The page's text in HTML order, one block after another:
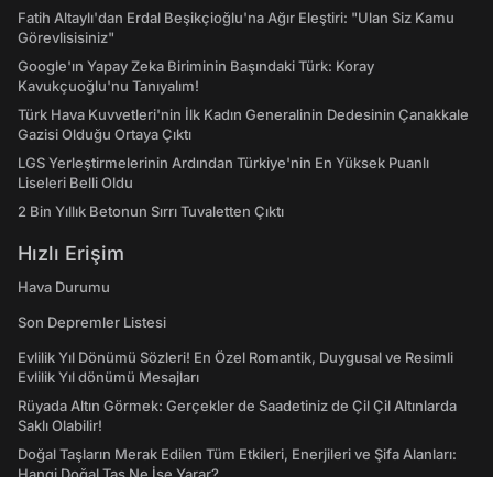
Fatih Altaylı'dan Erdal Beşikçioğlu'na Ağır Eleştiri: "Ulan Siz Kamu
Görevlisisiniz"
Google'ın Yapay Zeka Biriminin Başındaki Türk: Koray
Kavukçuoğlu'nu Tanıyalım!
Türk Hava Kuvvetleri'nin İlk Kadın Generalinin Dedesinin Çanakkale
Gazisi Olduğu Ortaya Çıktı
LGS Yerleştirmelerinin Ardından Türkiye'nin En Yüksek Puanlı
Liseleri Belli Oldu
2 Bin Yıllık Betonun Sırrı Tuvaletten Çıktı
Hızlı Erişim
Hava Durumu
Son Depremler Listesi
Evlilik Yıl Dönümü Sözleri! En Özel Romantik, Duygusal ve Resimli
Evlilik Yıl dönümü Mesajları
Rüyada Altın Görmek: Gerçekler de Saadetiniz de Çil Çil Altınlarda
Saklı Olabilir!
Doğal Taşların Merak Edilen Tüm Etkileri, Enerjileri ve Şifa Alanları: